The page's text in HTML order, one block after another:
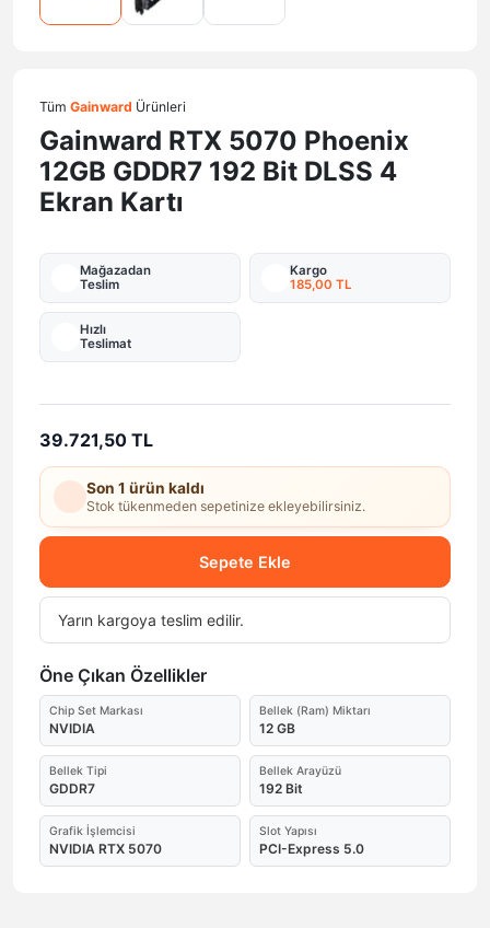
Tüm Gainward Ürünleri
Gainward RTX 5070 Phoenix
12GB GDDR7 192 Bit DLSS 4
Ekran Kartı
Mağazadan
Teslim
Kargo
185,00 TL
Hızlı
Teslimat
39.721,50 TL
Son 1 ürün kaldı
Stok tükenmeden sepetinize ekleyebilirsiniz.
Sepete Ekle
Yarın kargoya teslim edilir.
Öne Çıkan Özellikler
Chip Set Markası
NVIDIA
Bellek (Ram) Miktarı
12 GB
Bellek Tipi
GDDR7
Bellek Arayüzü
192 Bit
Grafik İşlemcisi
NVIDIA RTX 5070
Slot Yapısı
PCI-Express 5.0